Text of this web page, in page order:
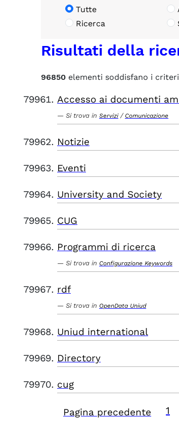
Tutte
Ricerca
Risultati della
96850 elementi soddisfano i
Accesso ai documenti
Si trova in Servizi / Comunicazione
Notizie
Eventi
University and Society
CUG
Programmi di ricerca
Si trova in Configurazione Keywords
rdf
Si trova in OpenData Uniud
Uniud international
Directory
cug
Pagina precedente 1